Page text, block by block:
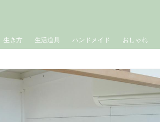
生き方 生活道具 ハンドメイド おしゃれ